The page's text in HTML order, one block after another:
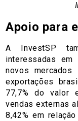
Apoio para
A InvestSP
interessadas
novos mercados
exportações
77,7% do valor
vendas externas
8,42% em